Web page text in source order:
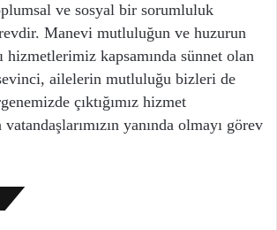
ve sosyal bir sorumluluk
Manevi mutluluğun ve huzurun
hizmetlerimiz kapsamında sünnet olan
ailelerin mutluluğu bizleri de
çıktığımız hizmet
yanında olmayı görev